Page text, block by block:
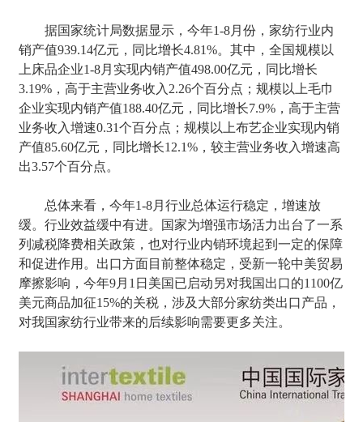
据国家统计局数据显示，今年1-8月份，家纺行业内
销产值939.14亿元，同比增长4.81%。其中，全国规模以
上床品企业1-8月实现内销产值498.00亿元，同比增长
3.19%，高于主营业务收入2.26个百分点；规模以上毛巾
企业实现内销产值188.40亿元，同比增长7.9%，高于主营
业务收入增速0.31个百分点；规模以上布艺企业实现内销
产值85.60亿元，同比增长12.1%，较主营业务收入增速高
出3.57个百分点。
总体来看，今年1-8月行业总体运行稳定，增速放
缓。行业效益缓中有进。国家为增强市场活力出台了一系
列减税降费相关政策，也对行业内销环境起到一定的保障
和促进作用。出口方面目前整体稳定，受新一轮中美贸易
摩擦影响，今年9月1日美国已启动另对我国出口的1100亿
美元商品加征15%的关税，涉及大部分家纺类出口产品，
对我国家纺行业带来的后续影响需要更多关注。